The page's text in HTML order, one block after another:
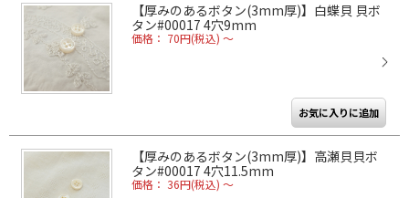
【厚みのあるボタン(3mm厚)】白蝶貝 貝ボ
タン#00017 4穴9mm
価格： 70円(税込) ～
【厚みのあるボタン(3mm厚)】高瀬貝貝ボ
タン#00017 4穴11.5mm
価格： 36円(税込) ～